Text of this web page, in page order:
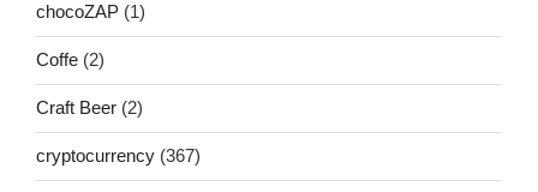
chocoZAP (1)
Coffe (2)
Craft Beer (2)
cryptocurrency (367)